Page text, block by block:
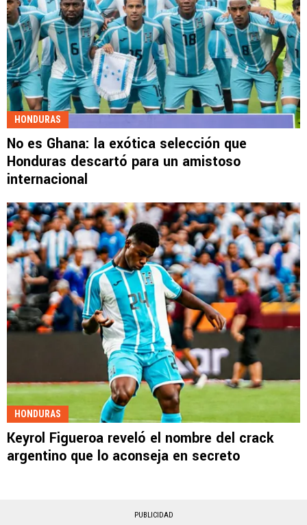
HONDURAS
No es Ghana: la exótica selección que
Honduras descartó para un amistoso
internacional
HONDURAS
Keyrol Figueroa reveló el nombre del crack
argentino que lo aconseja en secreto
PUBLICIDAD